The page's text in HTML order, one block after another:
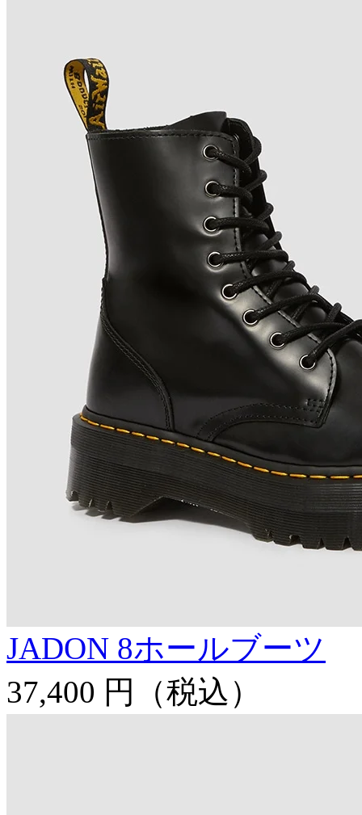
JADON 8ホールブーツ
37,400 円
（税込）